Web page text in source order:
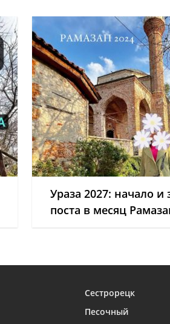
Ураза 2027: начало
поста в месяц
Сестрорецк
Песочный